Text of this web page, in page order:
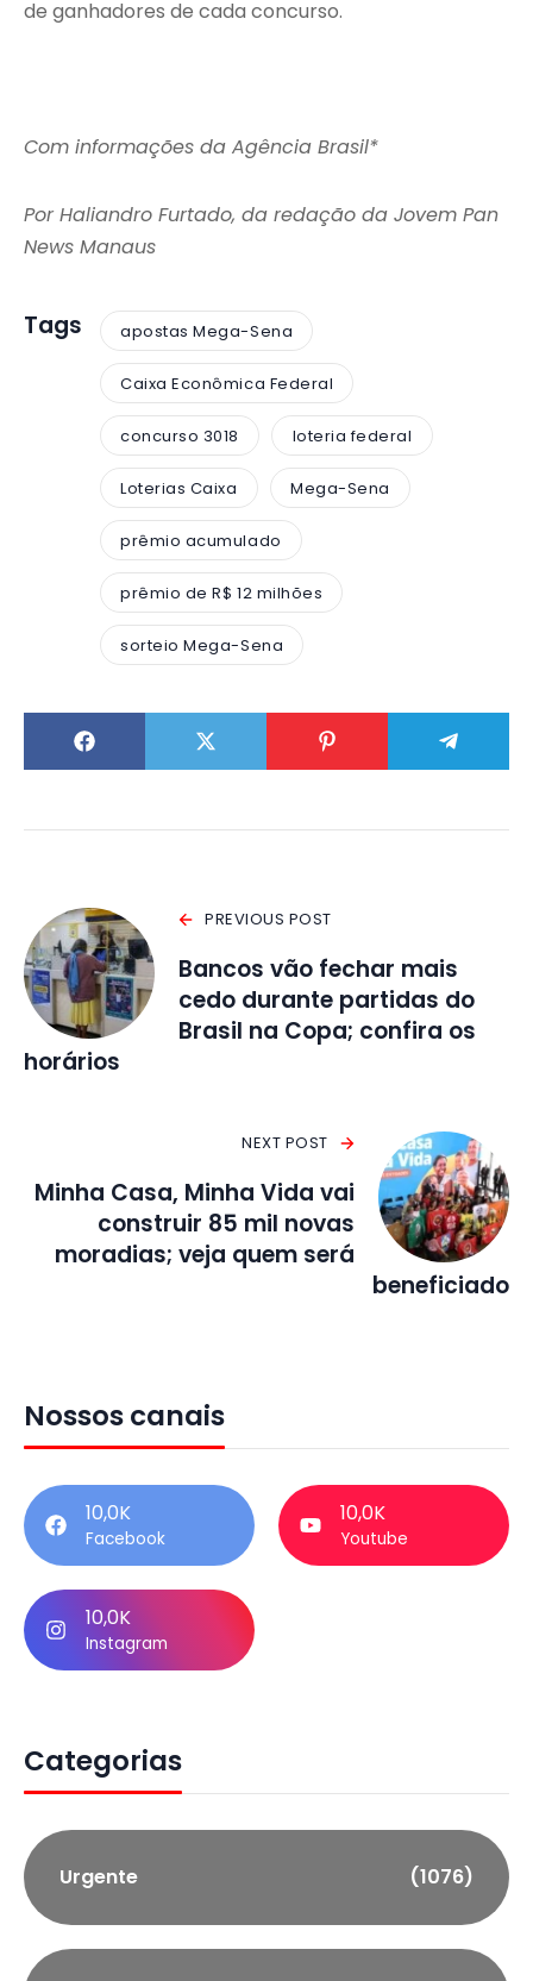
de ganhadores de cada concurso.
Com informações da Agência Brasil*
Por Haliandro Furtado, da redação da Jovem Pan
News Manaus
Tags apostas Mega-Sena
Caixa Econômica Federal
concurso 3018 loteria federal
Loterias Caixa Mega-Sena
prêmio acumulado
prêmio de R$ 12 milhões
sorteio Mega-Sena
PREVIOUS POST
Bancos vão fechar mais
cedo durante partidas do
Brasil na Copa; confira os
horários
NEXT POST
Minha Casa, Minha Vida vai
construir 85 mil novas
moradias; veja quem será
beneficiado
Nossos canais
10,0K
Facebook
10,0K
Youtube
10,0K
Instagram
Categorias
Urgente (1076)